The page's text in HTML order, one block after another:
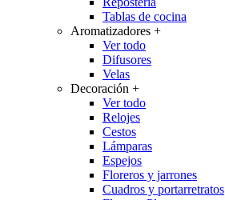
Tablas de cocina
Aromatizadores +
Ver todo
Difusores
Velas
Decoración +
Ver todo
Relojes
Cestos
Lámparas
Espejos
Floreros y jarrones
Cuadros y portarretratos